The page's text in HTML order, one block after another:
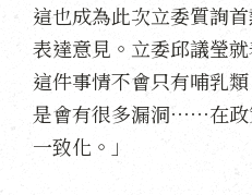
這也成為此次立委質詢
表達意見。立委邱議瑩
這件事情不會只有哺乳
是會有很多漏洞⋯⋯在政
一致化。」